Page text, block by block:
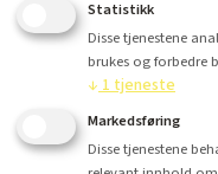
Genalex Gold Lion 6922GENGP
Statistikk
Disse tjenestene
brukes og forbedre
↓ 1tjeneste
Markedsføring
Disse tjenestene